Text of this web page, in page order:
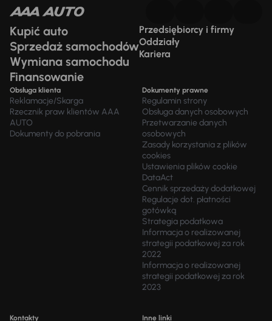
Kupić auto
Sprzedaż samochodów
Wymiana samochodu
Finansowanie
Przedsiębiorcy i firmy
Oddziały
Kariera
Obsługa klienta
Reklamacje/Skarga
Rzecznik praw klientów AAA
AUTO
Dokumenty do pobrania
Dokumenty prawne
Regulamin strony
Obsługa danych osobowych
Przetwarzanie danych
osobowych
Zasady korzystania z plików
cookies
Ustawienia plików cookie
DataAct
Cennik sprzedaży dodatkowej
Regulacje dot. płatności
gotówką
Strategia podatkowa
Informacja o realizowanej
strategii podatkowej za rok
2022
Informacja o realizowanej
strategii podatkowej za rok
2023
Kontakty Inne linki